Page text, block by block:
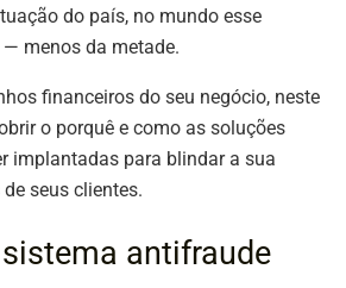
do país, no mundo esse
menos da metade.
financeiros do seu negócio, neste
o porquê e como as soluções
implantadas para blindar a sua
seus clientes.
antifraude